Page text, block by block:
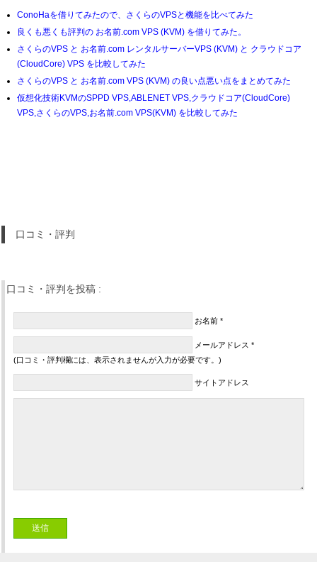
ConoHaを借りてみたので、さくらのVPSと機能を比べてみた
良くも悪くも評判の お名前.com VPS (KVM) を借りてみた。
さくらのVPS と お名前.com レンタルサーバーVPS (KVM) と クラウドコア
(CloudCore) VPS を比較してみた
さくらのVPS と お名前.com VPS (KVM) の良い点悪い点をまとめてみた
仮想化技術KVMのSPPD VPS,ABLENET VPS,クラウドコア(CloudCore)
VPS,さくらのVPS,お名前.com VPS(KVM) を比較してみた
口コミ・評判
口コミ・評判を投稿 :
お名前 *
メールアドレス *
(口コミ・評判欄には、表示されませんが入力が必要です。)
サイトアドレス